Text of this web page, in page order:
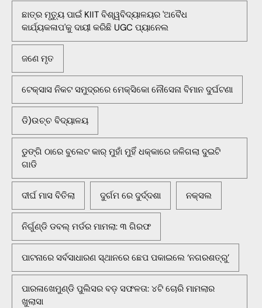
ଛାତ୍ର ମୃତ୍ୟୁ ପାଇଁ KIIT ବିଶ୍ୱବିଦ୍ୟାଳୟର 'ଅବୈଧ
କାର୍ଯ୍ୟକଳାପ'କୁ ଦାୟୀ କରିଛି UGC ପ୍ୟାନେଲ
ଜଣେ ମୃତ
ଟେକ୍ସାସ ନିକଟ ସମୁଦ୍ରରେ ମେକ୍ସିକୋ ନୌସେନା ବିମାନ ଦୁର୍ଘଟଣା
ଡି)ଉଚ୍ଚ ବିଦ୍ୟାଳୟ
ଡୁଙ୍ଗି ଠାରେ ବୁଲେଟ କାର୍ ମୁହାଁ ମୁହିଁ ଧକ୍କାରେ ଜଳିଗଲା ଦୁଇଟି
ଗାଡି
ଦୀର୍ଘ ମାସ ବିତିଲା ଦୁର୍ଗମ ରେ ଦୁର୍ଦ୍ଦଶା ନକ୍ସଲ
ନିର୍ଗୁଣ୍ଡି ଡବଲ୍ ମର୍ଡର ମାମଲା: ୩ ଗିରଫ
ପାଟନାରେ ସର୍ବସାଧାରଣ ସ୍ଥାନରେ ଛେପ ପକାଇଲେ ‘ନଗରଶତ୍ରୁ’
ପାରଳାଖେମୁଣ୍ଡି ପୁଲିସର ବଡ଼ ସଫଳତା: ୪ଟି ଚୋରି ମାମଲାର
ଖୁଲାସା